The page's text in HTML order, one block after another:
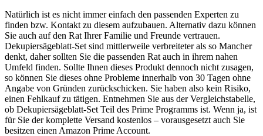
Natürlich ist es nicht immer einfach den passenden Experten zu
finden bzw. Kontakt zu diesem aufzubauen. Alternativ dazu können
Sie auch auf den Rat Ihrer Familie und Freunde vertrauen.
Dekupiersägeblatt-Set sind mittlerweile verbreiteter als so Mancher
denkt, daher sollten Sie die passenden Rat auch in ihrem nahen
Umfeld finden. Sollte Ihnen dieses Produkt dennoch nicht zusagen,
so können Sie dieses ohne Probleme innerhalb von 30 Tagen ohne
Angabe von Gründen zurückschicken. Sie haben also kein Risiko,
einen Fehlkauf zu tätigen. Entnehmen Sie aus der Vergleichstabelle,
ob Dekupiersägeblatt-Set Teil des Prime Programms ist. Wenn ja, ist
für Sie der komplette Versand kostenlos – vorausgesetzt auch Sie
besitzen einen Amazon Prime Account.